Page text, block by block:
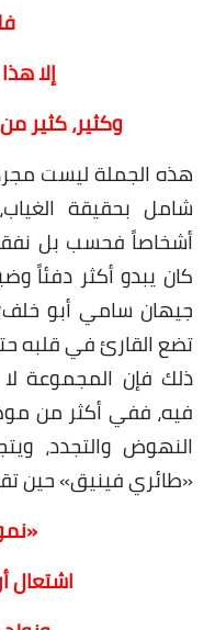
إلا
وكثير، كثير
هذه الجملة ليست مجرد
شامل بحقيقة
أشخاصاً فحسب بل
كان يبدو أكثر دفئاً
جيهان سامي أبو
تضع القارئ في قلبه
ذلك فإن المجموعة
فيه، ففي أكثر من
النهوض والتجدد،
«طائري فينيق» حين
اشتعال